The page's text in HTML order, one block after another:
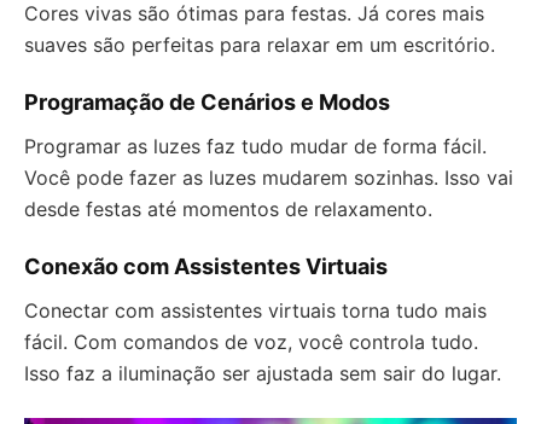
Cores vivas são ótimas para festas. Já cores mais
suaves são perfeitas para relaxar em um escritório.
Programação de Cenários e Modos
Programar as luzes faz tudo mudar de forma fácil.
Você pode fazer as luzes mudarem sozinhas. Isso vai
desde festas até momentos de relaxamento.
Conexão com Assistentes Virtuais
Conectar com assistentes virtuais torna tudo mais
fácil. Com comandos de voz, você controla tudo.
Isso faz a iluminação ser ajustada sem sair do lugar.